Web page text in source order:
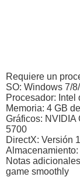
Requiere un
SO: Windows 7/
Procesador: Intel
Memoria: 4 GB
Gráficos: NVIDIA
5700
DirectX: Versión
Notas
game smoothly